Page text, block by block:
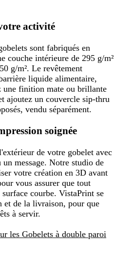
activité
sont fabriqués en
couche intérieure de 295 g/m²
g/m². Le revêtement
liquide alimentaire,
une finition mate ou brillante
ajoutez un couvercle sip-thru
vendu séparément.
soignée
de votre gobelet avec
message. Notre studio de
votre création en 3D avant
vous assurer que tout
courbe. VistaPrint se
et de la livraison, pour que
à servir.
les Gobelets à double paroi